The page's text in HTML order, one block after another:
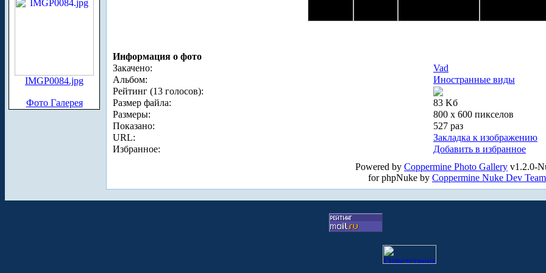
IMGP0084.jpg
Фото Галерея
Информация о фото
Закачено:
Vad
Альбом:
Иностранные виды
Рейтинг (13 голосов):
Размер файла:
83 Kб
Размеры:
800 x 600 пикселов
Показано:
527 раз
URL:
Закладка к изображению
Избранное:
Добавить в избранное
Powered by Coppermine Photo Gallery v1.2.0-
for phpNuke by Coppermine Nuke Dev Team